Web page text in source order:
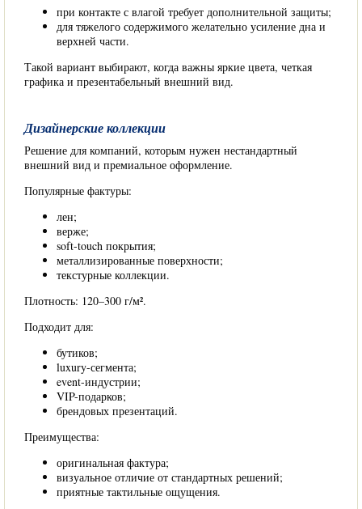
при контакте с влагой требует дополнительной защиты;
для тяжелого содержимого желательно усиление дна и
верхней части.
Такой вариант выбирают, когда важны яркие цвета, четкая
графика и презентабельный внешний вид.
Дизайнерские коллекции
Решение для компаний, которым нужен нестандартный
внешний вид и премиальное оформление.
Популярные фактуры:
лен;
верже;
soft-touch покрытия;
металлизированные поверхности;
текстурные коллекции.
Плотность: 120–300 г/м².
Подходит для:
бутиков;
luxury-сегмента;
event-индустрии;
VIP-подарков;
брендовых презентаций.
Преимущества:
оригинальная фактура;
визуальное отличие от стандартных решений;
приятные тактильные ощущения.